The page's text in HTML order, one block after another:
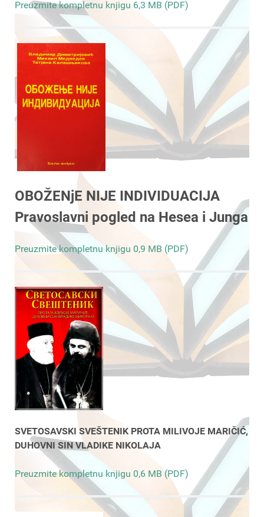
Preuzmite kompletnu knjigu 6,3 MB (PDF)
OBOŽENjE NIJE INDIVIDUACIJA
Pravoslavni pogled na Hesea i Junga
Preuzmite kompletnu knjigu 0,9 MB (PDF)
SVETOSAVSKI SVEŠTENIK PROTA MILIVOJE MARIČIĆ,
DUHOVNI SIN VLADIKE NIKOLAJA
Preuzmite kompletnu knjigu 0,6 MB (PDF)